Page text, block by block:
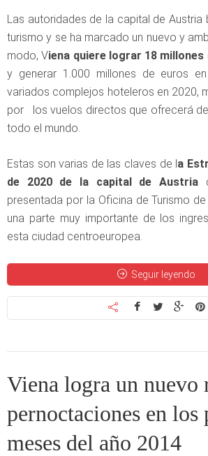
Las autoridades de la capital de Austria
turismo y se ha marcado un nuevo y
modo, Viena quiere lograr 18
y generar 1.000 millones de euros
variados complejos hoteleros en 2020,
por los vuelos directos que ofrecerá
todo el mundo.
Estas son varias de las claves de la
de 2020 de la capital de Austria
presentada por la Oficina de Turismo
una parte muy importante de los
esta ciudad centroeuropea.
Seguir leyendo
Viena logra un nuevo
pernoctaciones en los
meses del año 2014